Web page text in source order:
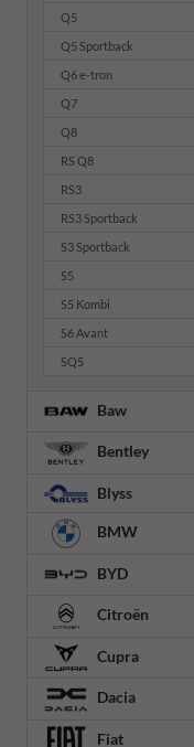
Q5
Q5 Sportback
Q6 e-tron
Q7
Q8
RS Q8
RS3
RS3 Sportback
S3 Sportback
S5
S5 Kombi
S6 Avant
SQ5
Baw
Bentley
Blyss
BMW
BYD
Citroën
Cupra
Dacia
Fiat